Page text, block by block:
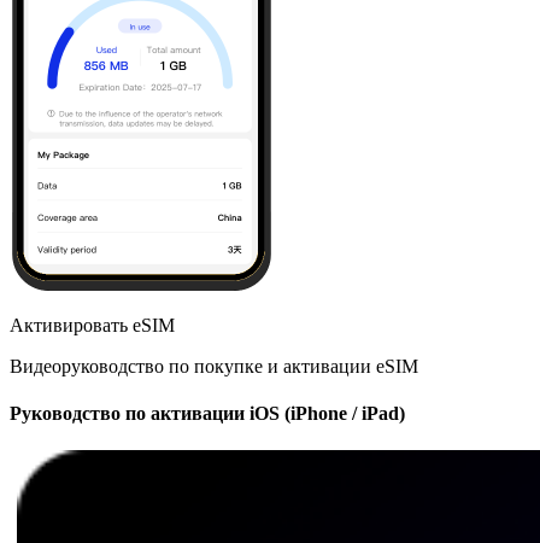
Активировать eSIM
Видеоруководство по покупке и активации eSIM
Руководство по активации iOS (iPhone / iPad)